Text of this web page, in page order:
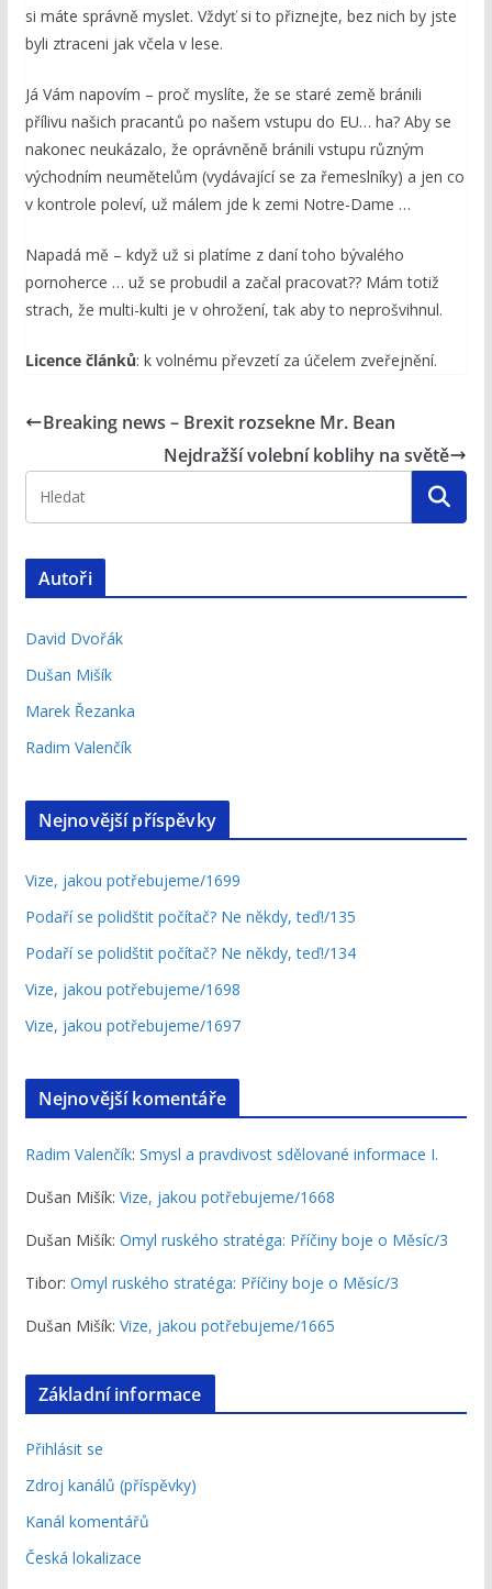
si máte správně myslet. Vždyť si to přiznejte, bez nich by jste
byli ztraceni jak včela v lese.
Já Vám napovím – proč myslíte, že se staré země bránili
přílivu našich pracantů po našem vstupu do EU… ha? Aby se
nakonec neukázalo, že oprávněně bránili vstupu různým
východním neumětelům (vydávající se za řemeslníky) a jen co
v kontrole poleví, už málem jde k zemi Notre-Dame …
Napadá mě – když už si platíme z daní toho bývalého
pornoherce … už se probudil a začal pracovat?? Mám totiž
strach, že multi-kulti je v ohrožení, tak aby to neprošvihnul.
Licence článků: k volnému převzetí za účelem zveřejnění.
Breaking news – Brexit rozsekne Mr. Bean
Nejdražší volební koblihy na světě
Autoři
David Dvořák
Dušan Mišík
Marek Řezanka
Radim Valenčík
Nejnovější příspěvky
Vize, jakou potřebujeme/1699
Podaří se polidštit počítač? Ne někdy, teď!/135
Podaří se polidštit počítač? Ne někdy, teď!/134
Vize, jakou potřebujeme/1698
Vize, jakou potřebujeme/1697
Nejnovější komentáře
Radim Valenčík: Smysl a pravdivost sdělované informace I.
Dušan Mišík: Vize, jakou potřebujeme/1668
Dušan Mišík: Omyl ruského stratéga: Příčiny boje o Měsíc/3
Tibor: Omyl ruského stratéga: Příčiny boje o Měsíc/3
Dušan Mišík: Vize, jakou potřebujeme/1665
Základní informace
Přihlásit se
Zdroj kanálů (příspěvky)
Kanál komentářů
Česká lokalizace